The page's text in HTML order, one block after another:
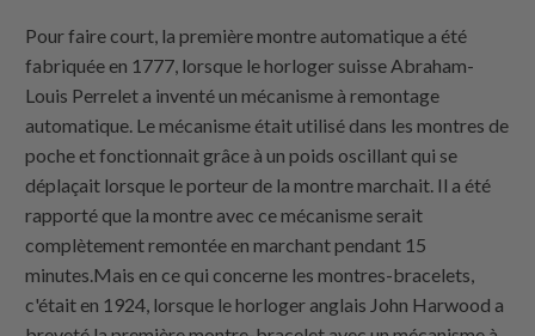
Pour faire court, la première montre automatique a été
fabriquée en 1777, lorsque le horloger suisse Abraham-
Louis Perrelet a inventé un mécanisme à remontage
automatique. Le mécanisme était utilisé dans les montres de
poche et fonctionnait grâce à un poids oscillant qui se
déplaçait lorsque le porteur de la montre marchait. Il a été
rapporté que la montre avec ce mécanisme serait
complètement remontée en marchant pendant 15
minutes.Mais en ce qui concerne les montres-bracelets,
c'était en 1924, lorsque le horloger anglais John Harwood a